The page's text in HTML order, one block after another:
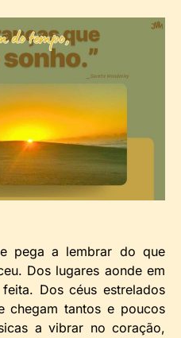
pega a lembrar do que
Dos lugares aonde em
Dos céus estrelados
chegam tantos e poucos
a vibrar no coração,